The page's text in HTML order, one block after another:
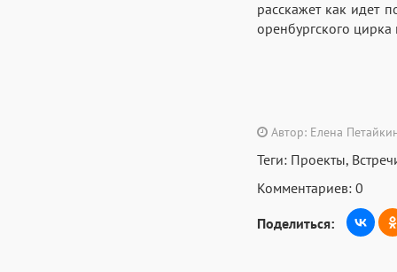
расскажет как идет
оренбургского
Автор: Елена
Теги: Проекты,
Комментариев: 0
Поделиться: